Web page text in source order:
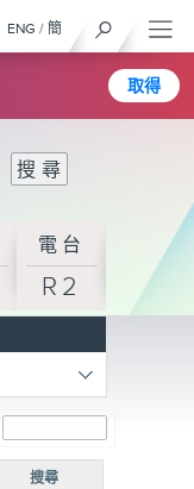
取得
ENG / 簡
電台
R2
搜尋